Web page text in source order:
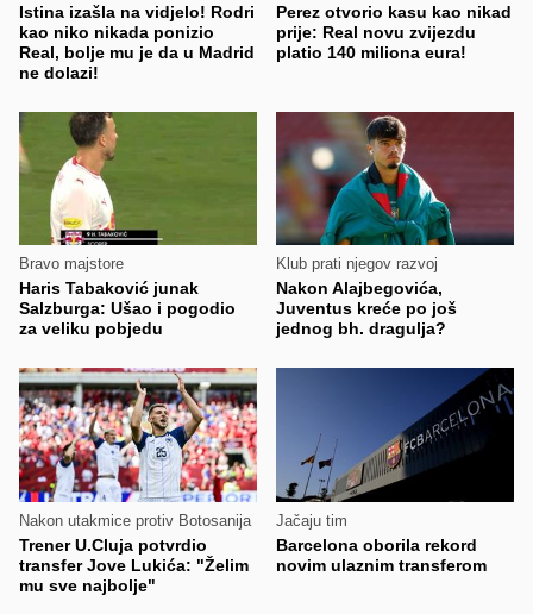
Istina izašla na vidjelo! Rodri
kao niko nikada ponizio
Real, bolje mu je da u Madrid
ne dolazi!
Perez otvorio kasu kao nikad
prije: Real novu zvijezdu
platio 140 miliona eura!
Bravo majstore
Haris Tabaković junak
Salzburga: Ušao i pogodio
za veliku pobjedu
Klub prati njegov razvoj
Nakon Alajbegovića,
Juventus kreće po još
jednog bh. dragulja?
Nakon utakmice protiv Botosanija
Trener U.Cluja potvrdio
transfer Jove Lukića: "Želim
mu sve najbolje"
Jačaju tim
Barcelona oborila rekord
novim ulaznim transferom